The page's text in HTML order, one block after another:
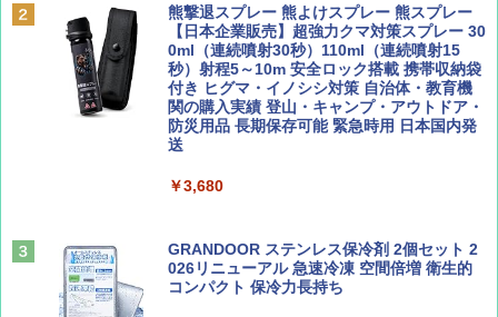
誌] (ＤＩＳＮＥＹ ＦＡＮ)
￥713
山と溪谷 2026年8月号「南アルプス大全」
Coyote No.89 特集 星野道夫 夢見る旅
球の歩き方A ヨーロッパ
￥2,479
D40 地球の歩き方 チェンマイ タイ北部の魅
力的な町 2026～2027 地球の歩き方D アジア
￥2,079
A26 地球の歩き方 チェコ ポーランド スロヴ
ァキア 2026～2027 地球の歩き方A ヨーロッ
PYKES PEAK (パイクスピーク) 着替えテン
ト プライバシー テント 【中が透けない】 1
人用 折りたたみ 防災グッズ 災害用トイレ ビ
ーチ ピクニック ポップアップテント 携帯 簡
易 トイレテント (グレー)
￥4,980
500002(88859)
￥5,999
熊撃退スプレー 熊よけスプレー 熊スプレー
【日本企業販売】超強力クマ対策スプレー 30
0ml（連続噴射30秒）110ml（連続噴射15
秒）射程5～10m 安全ロック搭載 携帯収納袋
付き ヒグマ・イノシシ対策 自治体・教育機
関の購入実績 登山・キャンプ・アウトドア・
防災用品 長期保存可能 緊急時用 日本国内発
送
￥3,680
GRANDOOR ステンレス保冷剤 2個セット 2
026リニューアル 急速冷凍 空間倍増 衛生的
コンパクト 保冷力長持ち